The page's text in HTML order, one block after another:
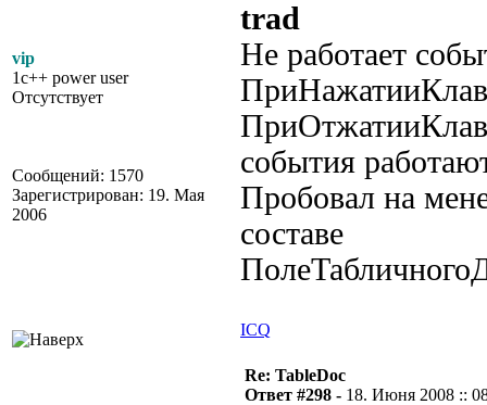
vip
1c++ power user
Отсутствует
Сообщений: 1570
Зарегистрирован: 19. Мая
2006
trad
Не работает
события
Пробовал на
составе
ICQ
Re: TableDoc
Ответ #298 - 18. Июня 2008 ::